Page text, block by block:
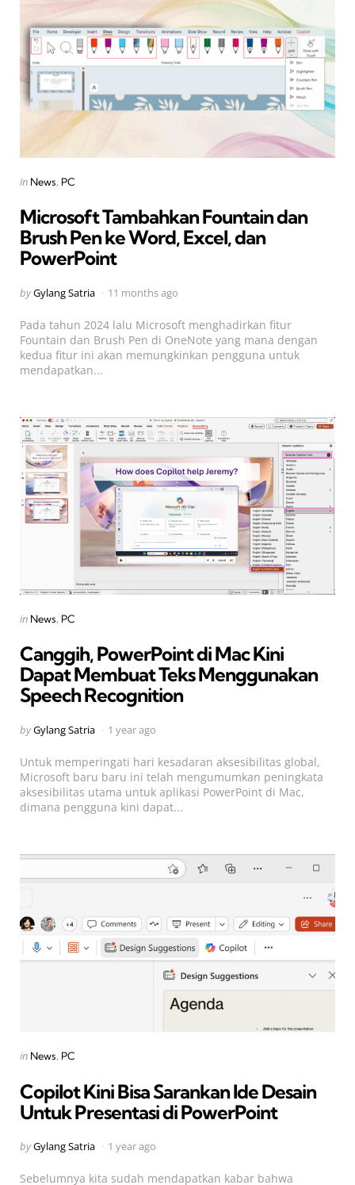
Categories
Posted
in News PC
Microsoft Tambahkan Fountain dan
Brush Pen ke Word, Excel, dan
PowerPoint
Posted
byGylang Satria 11 months ago
Pada tahun 2024 lalu Microsoft menghadirkan fitur
Fountain dan Brush Pen di OneNote yang mana dengan
kedua fitur ini akan memungkinkan pengguna untuk
mendapatkan...
Categories
Posted
in News PC
Canggih, PowerPoint di Mac Kini
Dapat Membuat Teks Menggunakan
Speech Recognition
Posted
byGylang Satria 1 year ago
Untuk memperingati hari kesadaran aksesibilitas global,
Microsoft baru baru ini telah mengumumkan peningkata
aksesibilitas utama untuk aplikasi PowerPoint di Mac,
dimana pengguna kini dapat...
Categories
Posted
in News PC
Copilot Kini Bisa Sarankan Ide Desain
Untuk Presentasi di PowerPoint
Posted
byGylang Satria 1 year ago
Sebelumnya kita sudah mendapatkan kabar bahwa